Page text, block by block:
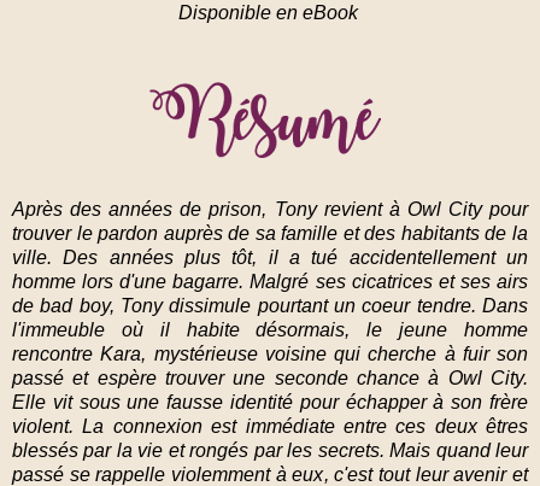
Disponible en eBook
Après des années de prison, Tony revient à Owl City pour
trouver le pardon auprès de sa famille et des habitants de la
ville. Des années plus tôt, il a tué accidentellement un
homme lors d'une bagarre. Malgré ses cicatrices et ses airs
de bad boy, Tony dissimule pourtant un coeur tendre. Dans
l'immeuble où il habite désormais, le jeune homme
rencontre Kara, mystérieuse voisine qui cherche à fuir son
passé et espère trouver une seconde chance à Owl City.
Elle vit sous une fausse identité pour échapper à son frère
violent. La connexion est immédiate entre ces deux êtres
blessés par la vie et rongés par les secrets. Mais quand leur
passé se rappelle violemment à eux, c'est tout leur avenir et